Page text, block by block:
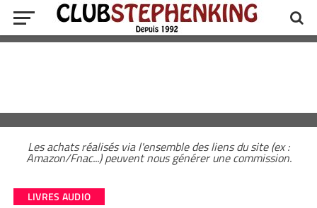
Les achats réalisés via l'ensemble des liens du site (ex :
Amazon/Fnac...) peuvent nous générer une commission.
LIVRES AUDIO